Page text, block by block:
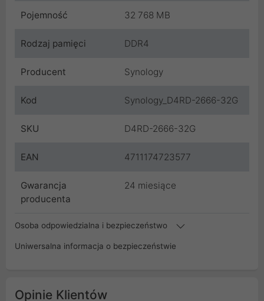
Pojemność 32 768 MB
Rodzaj pamięci DDR4
Producent Synology
Kod Synology_D4RD-2666-32G
SKU D4RD-2666-32G
EAN 4711174723577
Gwarancja
producenta
24 miesiące
Osoba odpowiedzialna i bezpieczeństwo
Uniwersalna informacja o bezpieczeństwie
Opinie Klientów